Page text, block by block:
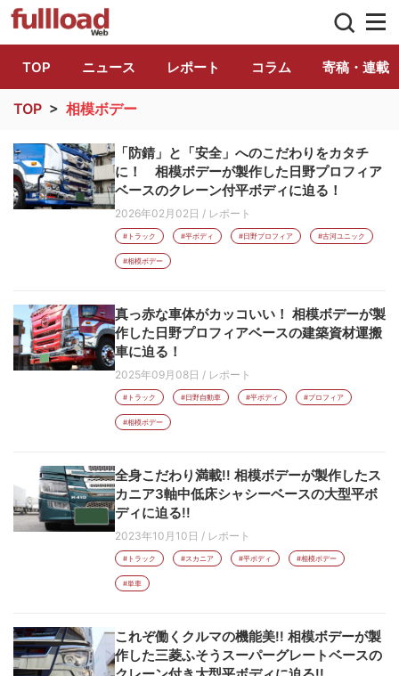
トラック総合情報誌「フルロード」公式
TOP ニュース レポート コラム 寄稿・連載
TOP > 相模ボデー
「防錆」と「安全」へのこだわりをカタチ
に！ 相模ボデーが製作した日野プロフィア
ベースのクレーン付平ボディに迫る！
2026年02月02日 / レポート
#トラック #平ボディ #日野プロフィア #古河ユニック
#相模ボデー
真っ赤な車体がカッコいい！ 相模ボデーが製
作した日野プロフィアベースの建築資材運搬
車に迫る！
2025年09月08日 / レポート
#トラック #日野自動車 #平ボディ #プロフィア
#相模ボデー
全身こだわり満載!! 相模ボデーが製作したス
カニア3軸中低床シャシーベースの大型平ボ
ディに迫る!!
2023年10月10日 / レポート
#トラック #スカニア #平ボディ #相模ボデー
#単車
これぞ働くクルマの機能美!! 相模ボデーが製
作した三菱ふそうスーパーグレートベースの